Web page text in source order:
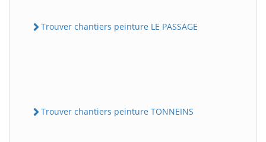
Trouver chantiers peinture LE PASSAGE
Trouver chantiers peinture TONNEINS